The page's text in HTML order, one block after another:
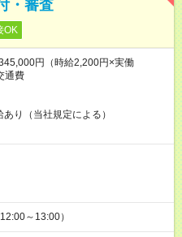
・審査
OK
円（時給2,200円×実働
通費
り（当社規定による）
～13:00）